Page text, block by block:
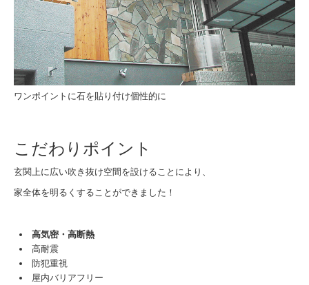
ワンポイントに石を貼り付け個性的に
こだわりポイント
玄関上に広い吹き抜け空間を設けることにより、
家全体を明るくすることができました！
高気密・高断熱
高耐震
防犯重視
屋内バリアフリー